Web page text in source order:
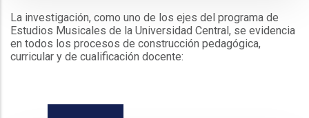
La investigación, como uno de los ejes del programa de
Estudios Musicales de la Universidad Central, se evidencia
en todos los procesos de construcción pedagógica,
curricular y de cualificación docente: